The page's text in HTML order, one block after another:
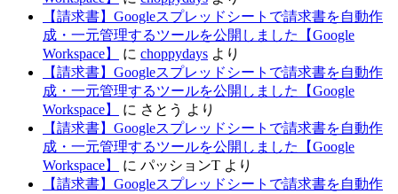
【請求書】Googleスプレッドシートで請求書を自動作
成・一元管理するツールを公開しました【Google
Workspace】
に choppydays より
【請求書】Googleスプレッドシートで請求書を自動作
成・一元管理するツールを公開しました【Google
Workspace】
に さとう より
【請求書】Googleスプレッドシートで請求書を自動作
成・一元管理するツールを公開しました【Google
Workspace】
に パッションT より
【請求書】Googleスプレッドシートで請求書を自動作